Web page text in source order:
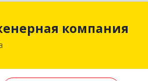
компания
Смирновская ул, дом